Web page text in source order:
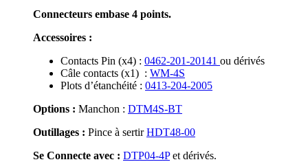
Connecteurs embase 4 points.
Accessoires :
Contacts Pin (x4) : 0462-201-20141 ou dérivés
Câle contacts (x1) : WM-4S
Plots d’étanchéité : 0413-204-2005
Options : Manchon : DTM4S-BT
Outillages : Pince à sertirHDT48-00
Se Connecte avec : DTP04-4Pet dérivés.